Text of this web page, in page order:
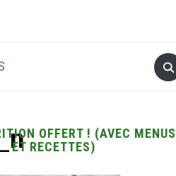
OFFERT ! (AVEC MENUS
ET RECETTES)